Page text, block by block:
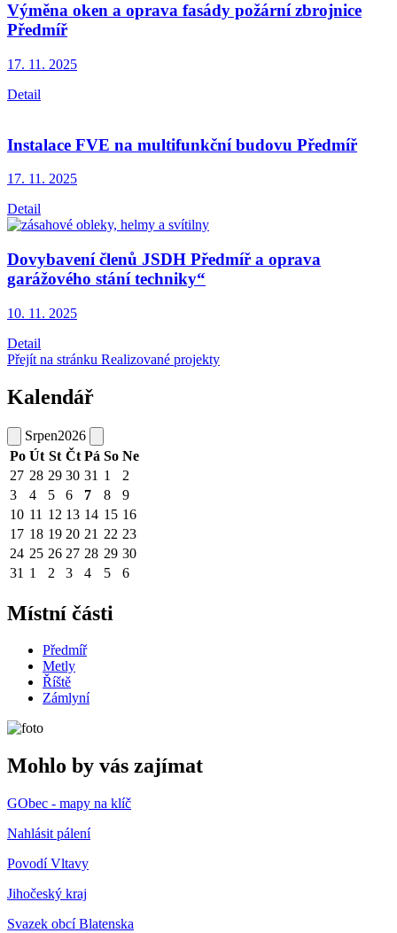
Výměna oken a oprava fasády požární zbrojnice
Předmíř
17. 11. 2025
Detail
Instalace FVE na multifunkční budovu Předmíř
17. 11. 2025
Detail
Dovybavení členů JSDH Předmíř a oprava
garážového stání techniky“
10. 11. 2025
Detail
Přejít na stránku Realizované projekty
Kalendář
Srpen2026
Po Út St Čt Pá So Ne
27 28 29 30 31 1
2
3
4 5 6 7 8
9
10 11 12 13 14 15 16
17 18 19 20 21 22 23
24 25 26 27 28 29 30
31 1 2 3 4 5 6
Místní části
Předmíř
Metly
Říště
Zámlyní
Mohlo by vás zajímat
GObec - mapy na klíč
Nahlásit pálení
Povodí Vltavy
Jihočeský kraj
Svazek obcí Blatenska